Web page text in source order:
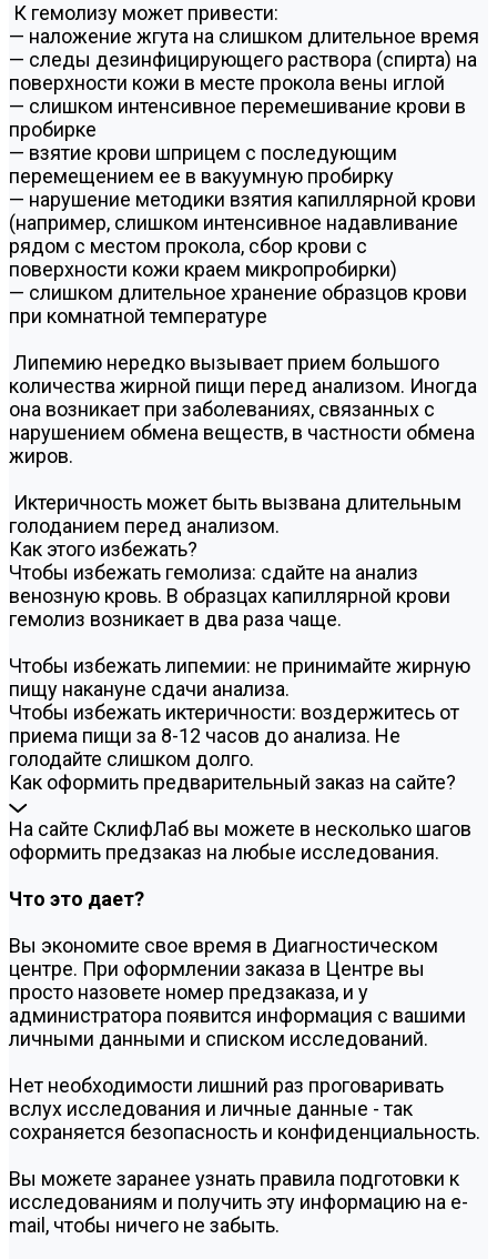
К гемолизу может привести:
— наложение жгута на слишком длительное время
— следы дезинфицирующего раствора (спирта) на
поверхности кожи в месте прокола вены иглой
— слишком интенсивное перемешивание крови в
пробирке
— взятие крови шприцем с последующим
перемещением ее в вакуумную пробирку
— нарушение методики взятия капиллярной крови
(например, слишком интенсивное надавливание
рядом с местом прокола, сбор крови с
поверхности кожи краем микропробирки)
— слишком длительное хранение образцов крови
при комнатной температуре
Липемию нередко вызывает прием большого
количества жирной пищи перед анализом. Иногда
она возникает при заболеваниях, связанных с
нарушением обмена веществ, в частности обмена
жиров.
Иктеричность может быть вызвана длительным
голоданием перед анализом.
Как этого избежать?
Чтобы избежать гемолиза: сдайте на анализ
венозную кровь. В образцах капиллярной крови
гемолиз возникает в два раза чаще.
Чтобы избежать липемии: не принимайте жирную
пищу накануне сдачи анализа.
Чтобы избежать иктеричности: воздержитесь от
приема пищи за 8-12 часов до анализа. Не
голодайте слишком долго.
Как оформить предварительный заказ на сайте?
На сайте СклифЛаб вы можете в несколько шагов
оформить предзаказ на любые исследования.
Что это дает?
Вы экономите свое время в Диагностическом
центре. При оформлении заказа в Центре вы
просто назовете номер предзаказа, и у
администратора появится информация с вашими
личными данными и списком исследований.
Нет необходимости лишний раз проговаривать
вслух исследования и личные данные - так
сохраняется безопасность и конфиденциальность.
Вы можете заранее узнать правила подготовки к
исследованиям и получить эту информацию на e-
mail, чтобы ничего не забыть.